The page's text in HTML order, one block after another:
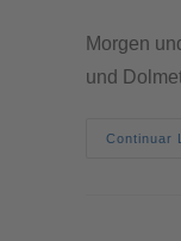
Morgen
und
Continuar